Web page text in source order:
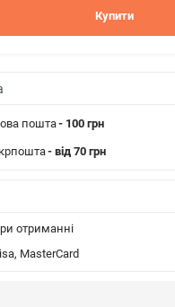
Купити
пошта- 100 грн
- від 70 грн
отриманні
MasterCard